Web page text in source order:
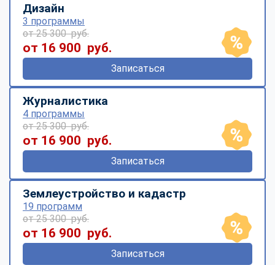
Дизайн
3 программы
от 25 300 руб.
от 16 900 руб.
Записаться
Журналистика
4 программы
от 25 300 руб.
от 16 900 руб.
Записаться
Землеустройство и кадастр
19 программ
от 25 300 руб.
от 16 900 руб.
Записаться